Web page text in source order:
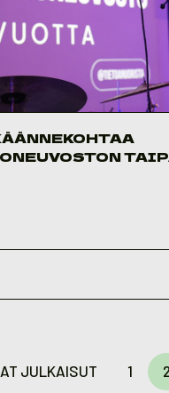
JULKAISUT 1 2